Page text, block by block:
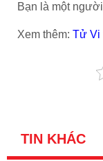
Bạn là một
Xem thêm: Tử Vi
TIN KHÁC